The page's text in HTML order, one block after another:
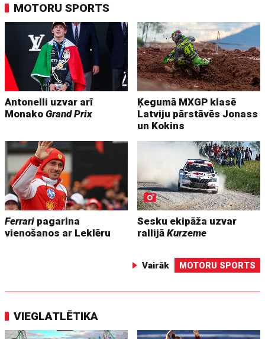
MOTORU SPORTS
Antonelli uzvar arī
MonakoGrand Prix
Ķegumā MXGP klasē
Latviju pārstāvēs Jonass
un Kokins
Ferrari pagarina
vienošanos ar Leklēru
Sesku ekipāža uzvar
rallijāKurzeme
Vairāk MOTORU SPORTS
VIEGLATLĒTIKA